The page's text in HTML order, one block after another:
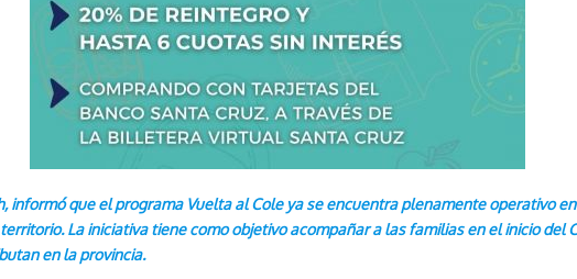
informó que el programa Vuelta al Cole ya se encuentra plenamente operativo
La iniciativa tiene como objetivo acompañar a las familias en el inicio del
en la provincia.